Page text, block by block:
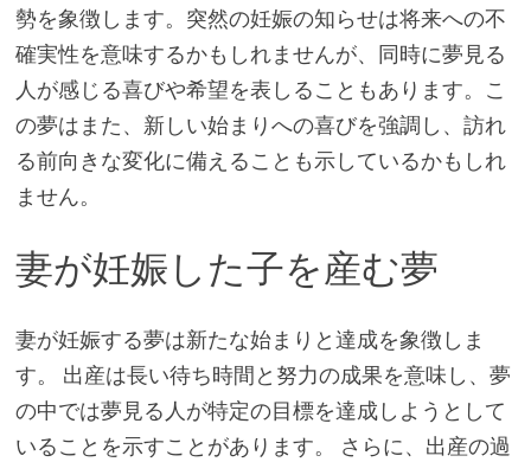
勢を象徴します。突然の妊娠の知らせは将来への不
確実性を意味するかもしれませんが、同時に夢見る
人が感じる喜びや希望を表しることもあります。こ
の夢はまた、新しい始まりへの喜びを強調し、訪れ
る前向きな変化に備えることも示しているかもしれ
ません。
妻が妊娠した子を産む夢
妻が妊娠する夢は新たな始まりと達成を象徴しま
す。 出産は長い待ち時間と努力の成果を意味し、夢
の中では夢見る人が特定の目標を達成しようとして
いることを示すことがあります。 さらに、出産の過